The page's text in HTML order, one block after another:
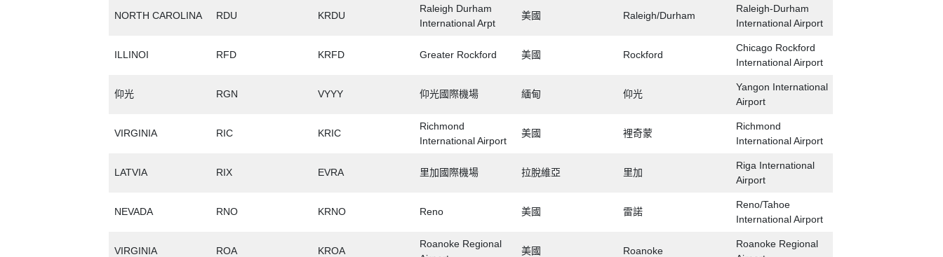
NORTH CAROLINA RDU KRDU
Raleigh Durham
International Arpt
美國 Raleigh/Durham
Raleigh-Durham
International Airport
ILLINOI RFD KRFD Greater Rockford 美國 Rockford
Chicago Rockford
International Airport
仰光 RGN VYYY 仰光國際機場 緬甸 仰光
Yangon International
Airport
VIRGINIA RIC KRIC
Richmond
International Airport
美國 裡奇蒙
Richmond
International Airport
LATVIA RIX EVRA 里加國際機場 拉脫維亞 里加
Riga International
Airport
NEVADA RNO KRNO Reno 美國 雷諾
Reno/Tahoe
International Airport
VIRGINIA ROA KROA
Roanoke Regional
美國 Roanoke
Roanoke Regional